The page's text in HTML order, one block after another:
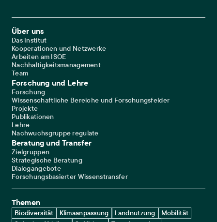
Footer Main Navigation
Über uns
Das Institut
Kooperationen und Netzwerke
Arbeiten am ISOE
Nachhaltigkeitsmanagement
Team
Forschung und Lehre
Forschung
Wissenschaftliche Bereiche und Forschungsfelder
Projekte
Publikationen
Lehre
Nachwuchsgruppe regulate
Beratung und Transfer
Zielgruppen
Strategische Beratung
Dialogangebote
Forschungsbasierter Wissenstransfer
Themen
Biodiversität Klimaanpassung Landnutzung
Mobilität